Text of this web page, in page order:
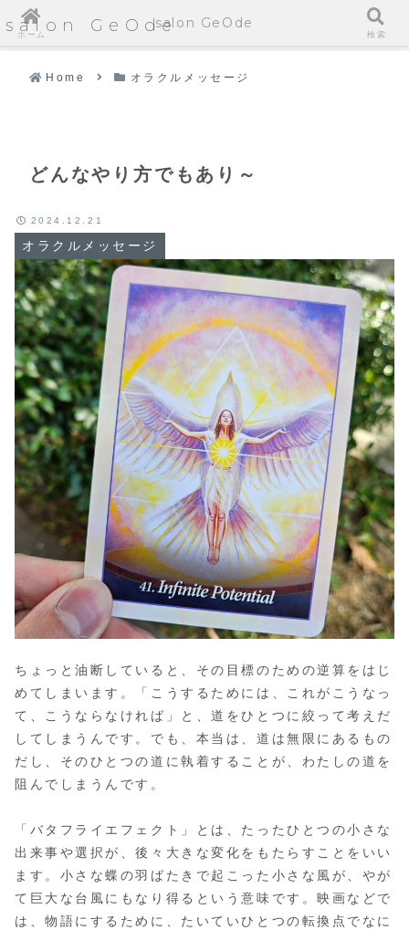
salon GeOde
Home オラクルメッセージ
どんなやり方でもあり～
オラクルメッセージ
2024.12.21
ちょっと油断していると、その目標のための逆算をはじ
めてしまいます。「こうするためには、これがこうなっ
て、こうならなければ」と、道をひとつに絞って考えだ
してしまうんです。でも、本当は、道は無限にあるもの
だし、そのひとつの道に執着することが、わたしの道を
阻んでしまうんです。
「バタフライエフェクト」とは、たったひとつの小さな
出来事や選択が、後々大きな変化をもたらすことをいい
ます。小さな蝶の羽ばたきで起こった小さな風が、やが
て巨大な台風にもなり得るという意味です。映画などで
は、物語にするために、たいていひとつの転換点でなに
ホーム
salon GeOde
検索